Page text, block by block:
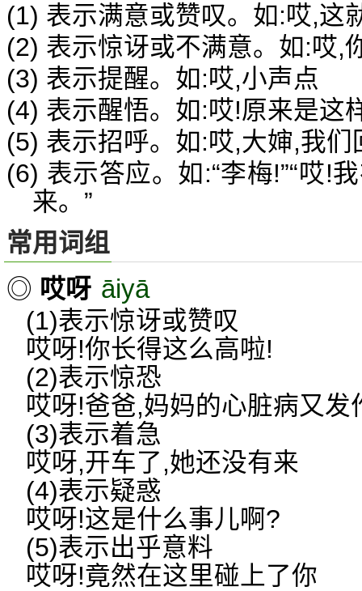
(1) 表示满意或赞叹。如:哎,这
(2) 表示惊讶或不满意。如:哎,
(3) 表示提醒。如:哎,小声点
(4) 表示醒悟。如:哎!原来是这
(5) 表示招呼。如:哎,大婶,我们
(6) 表示答应。如:“李梅!”“哎!
来。”
常用词组
◎ 哎呀 āiyā
(1)表示惊讶或赞叹
哎呀!你长得这么高啦!
(2)表示惊恐
哎呀!爸爸,妈妈的心脏病又发
(3)表示着急
哎呀,开车了,她还没有来
(4)表示疑惑
哎呀!这是什么事儿啊?
(5)表示出乎意料
哎呀!竟然在这里碰上了你